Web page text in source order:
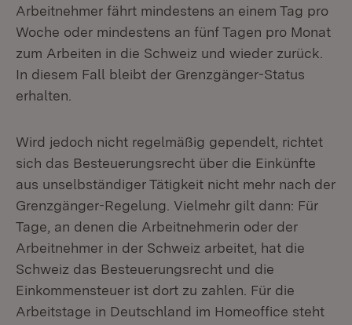
Arbeitnehmer fährt mindestens an einem Tag pro
Woche oder mindestens an fünf Tagen pro Monat
zum Arbeiten in die Schweiz und wieder zurück.
In diesem Fall bleibt der Grenzgänger-Status
erhalten.
Wird jedoch nicht regelmäßig gependelt, richtet
sich das Besteuerungsrecht über die Einkünfte
aus unselbständiger Tätigkeit nicht mehr nach der
Grenzgänger-Regelung. Vielmehr gilt dann: Für
Tage, an denen die Arbeitnehmerin oder der
Arbeitnehmer in der Schweiz arbeitet, hat die
Schweiz das Besteuerungsrecht und die
Einkommensteuer ist dort zu zahlen. Für die
Arbeitstage in Deutschland im Homeoffice steht